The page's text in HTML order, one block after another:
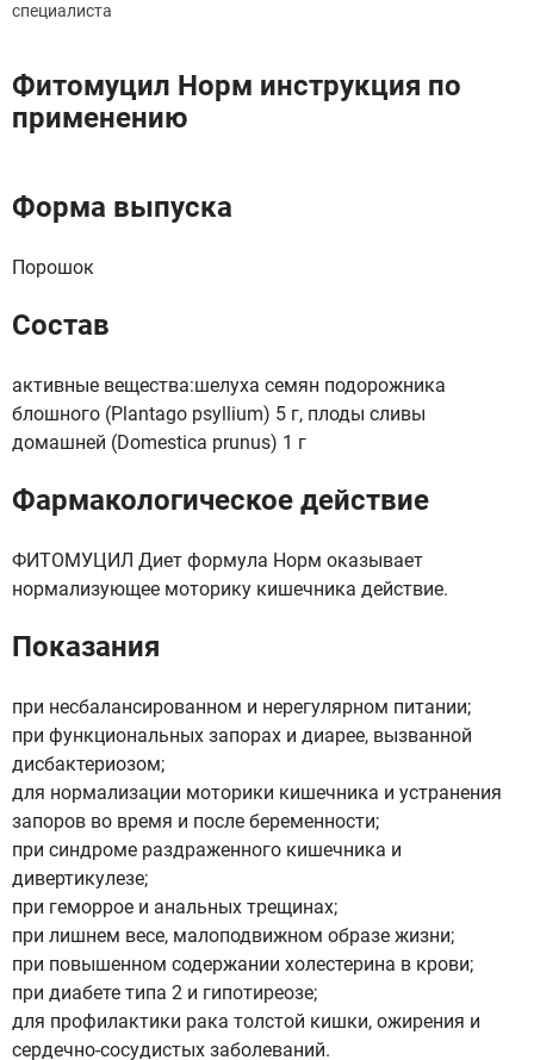
специалиста
Фитомуцил Норм инструкция по
применению
Форма выпуска
Порошок
Состав
активные вещества:шелуха семян подорожника
блошного (Plantago psyllium) 5 г, плоды сливы
домашней (Domestica prunus) 1 г
Фармакологическое действие
ФИТОМУЦИЛ Диет формула Норм оказывает
нормализующее моторику кишечника действие.
Показания
при несбалансированном и нерегулярном питании;
при функциональных запорах и диарее, вызванной
дисбактериозом;
для нормализации моторики кишечника и устранения
запоров во время и после беременности;
при синдроме раздраженного кишечника и
дивертикулезе;
при геморрое и анальных трещинах;
при лишнем весе, малоподвижном образе жизни;
при повышенном содержании холестерина в крови;
при диабете типа 2 и гипотиреозе;
для профилактики рака толстой кишки, ожирения и
сердечно-сосудистых заболеваний.